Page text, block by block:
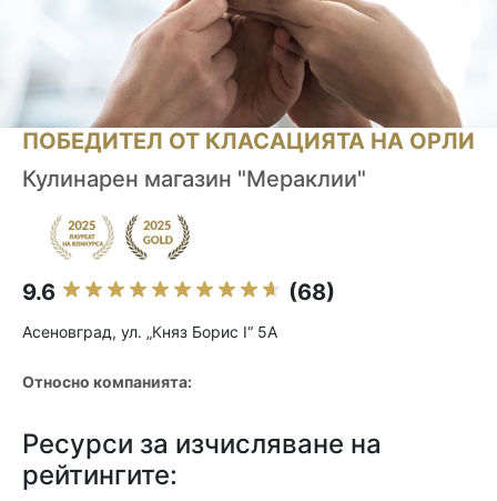
ПОБЕДИТЕЛ ОТ КЛАСАЦИЯТА НА ОРЛИ
Кулинарен магазин "Мераклии"
9.6 (68)
Асеновград, ул. „Княз Борис I“ 5А
Относно компанията:
Ресурси за изчисляване на
рейтингите: